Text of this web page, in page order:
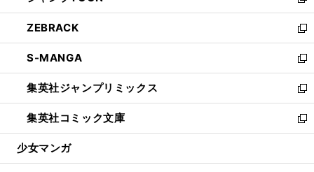
開
く
ウ
で
開
く
ン
ド
ウ
で
開
く
ウ
ィ
ン
ド
ウ
で
開
く
し
い
ウ
ィ
ン
ド
ウ
で
開
ZEBRACK
新
し
い
ウ
ィ
ン
ド
ウ
開
S-MANGA
新
し
い
ウ
ィ
ン
ウ
集英社ジャンプリミックス
新
し
い
ウ
ン
集英社コミック文庫
新
し
ウ
少女マンガ